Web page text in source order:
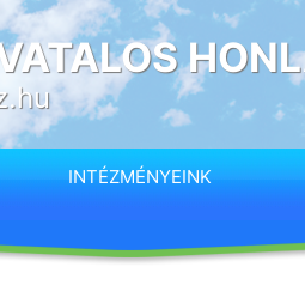
INTÉZMÉNYEINK